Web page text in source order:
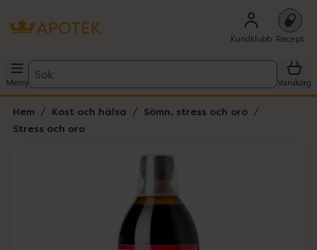
Kundklubb Recept
Meny
Sök
Varukorg
Hem Kost och hälsa
Sömn, stress och oro
Stress och oro